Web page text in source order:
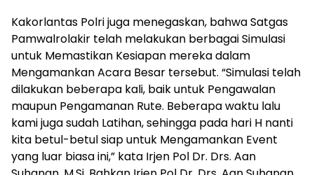
Kakorlantas Polri juga menegaskan, bahwa Satgas
Pamwalrolakir telah melakukan berbagai Simulasi
untuk Memastikan Kesiapan mereka dalam
Mengamankan Acara Besar tersebut. “Simulasi telah
dilakukan beberapa kali, baik untuk Pengawalan
maupun Pengamanan Rute. Beberapa waktu lalu
kami juga sudah Latihan, sehingga pada hari H nanti
kita betul-betul siap untuk Mengamankan Event
yang luar biasa ini,” kata Irjen Pol Dr. Drs. Aan